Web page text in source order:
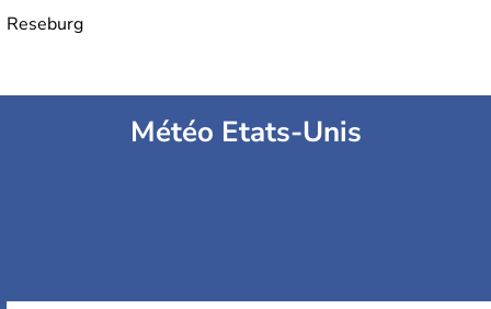
Reseburg
Météo Etats-Unis